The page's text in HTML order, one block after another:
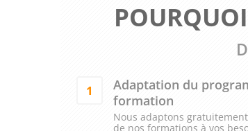
1
Adaptation du
formation
Nous adaptons
de nos formations à vos